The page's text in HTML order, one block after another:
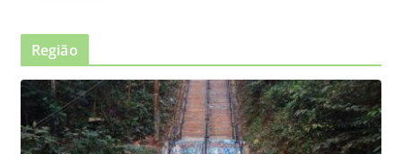
Região